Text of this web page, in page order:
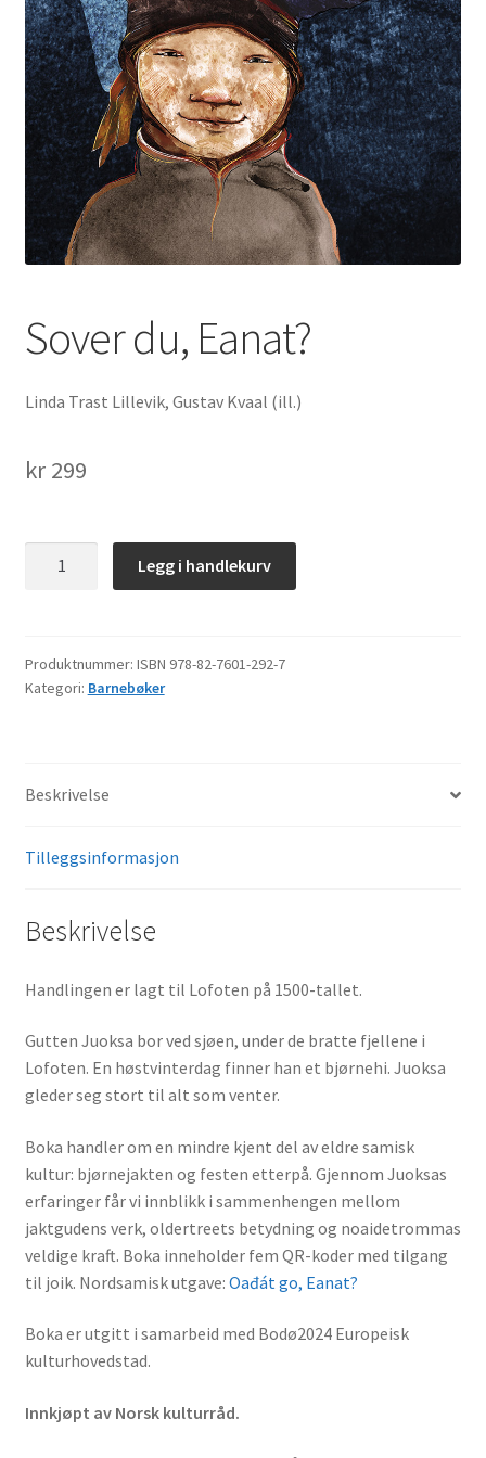
Film
Musikk
Priser og nominasjoner
Fold
ut
Nyhetsbrev
Kontakt oss
Sover du, Eanat?
Linda Trast Lillevik, Gustav Kvaal (ill.)
kr299
Legg i handlekurv
Produktnummer: ISBN 978-82-7601-292-7
Kategori: Barnebøker
Beskrivelse
Tilleggsinformasjon
Beskrivelse
Handlingen er lagt til Lofoten på 1500-tallet.
Gutten Juoksa bor ved sjøen, under de bratte fjellene i
Lofoten. En høstvinterdag finner han et bjørnehi. Juoksa
gleder seg stort til alt som venter.
Boka handler om en mindre kjent del av eldre samisk
kultur: bjørnejakten og festen etterpå. Gjennom Juoksas
erfaringer får vi innblikk i sammenhengen mellom
jaktgudens verk, oldertreets betydning og noaidetrommas
veldige kraft. Boka inneholder fem QR-koder med tilgang
til joik. Nordsamisk utgave: Oađát go, Eanat?
Boka er utgitt i samarbeid med Bodø2024 Europeisk
kulturhovedstad.
Innkjøpt av Norsk kulturråd.